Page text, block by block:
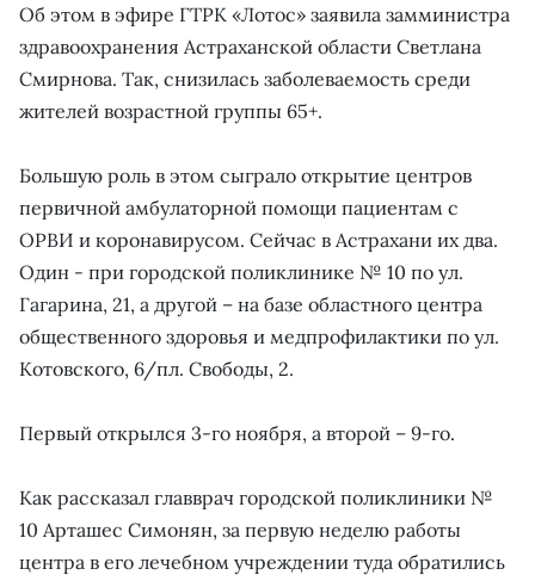
Об этом в эфире ГТРК «Лотос» заявила замминистра
здравоохранения Астраханской области Светлана
Смирнова. Так, снизилась заболеваемость среди
жителей возрастной группы 65+.
Большую роль в этом сыграло открытие центров
первичной амбулаторной помощи пациентам с
ОРВИ и коронавирусом. Сейчас в Астрахани их два.
Один - при городской поликлинике № 10 по ул.
Гагарина, 21, а другой – на базе областного центра
общественного здоровья и медпрофилактики по ул.
Котовского, 6/пл. Свободы, 2.
Первый открылся 3-го ноября, а второй – 9-го.
Как рассказал главврач городской поликлиники №
10 Арташес Симонян, за первую неделю работы
центра в его лечебном учреждении туда обратились